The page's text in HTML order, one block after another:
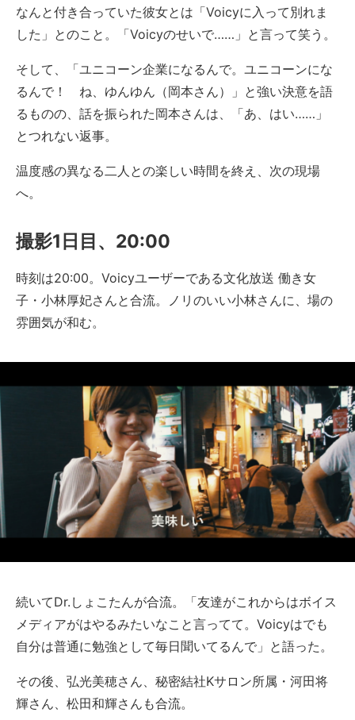
なんと付き合っていた彼女とは「Voicyに入って別れま
した」とのこと。「Voicyのせいで……」と言って笑う。
そして、「ユニコーン企業になるんで。ユニコーンにな
るんで！ ね、ゆんゆん（岡本さん）」と強い決意を語
るものの、話を振られた岡本さんは、「あ、はい……」
とつれない返事。
温度感の異なる二人との楽しい時間を終え、次の現場
へ。
撮影1日目、20:00
時刻は20:00。Voicyユーザーである文化放送 働き女
子・小林厚妃さんと合流。ノリのいい小林さんに、場の
雰囲気が和む。
続いてDr.しょこたんが合流。「友達がこれからはボイス
メディアがはやるみたいなこと言ってて。Voicyはでも
自分は普通に勉強として毎日聞いてるんで」と語った。
その後、弘光美穂さん、秘密結社Kサロン所属・河田将
輝さん、松田和輝さんも合流。